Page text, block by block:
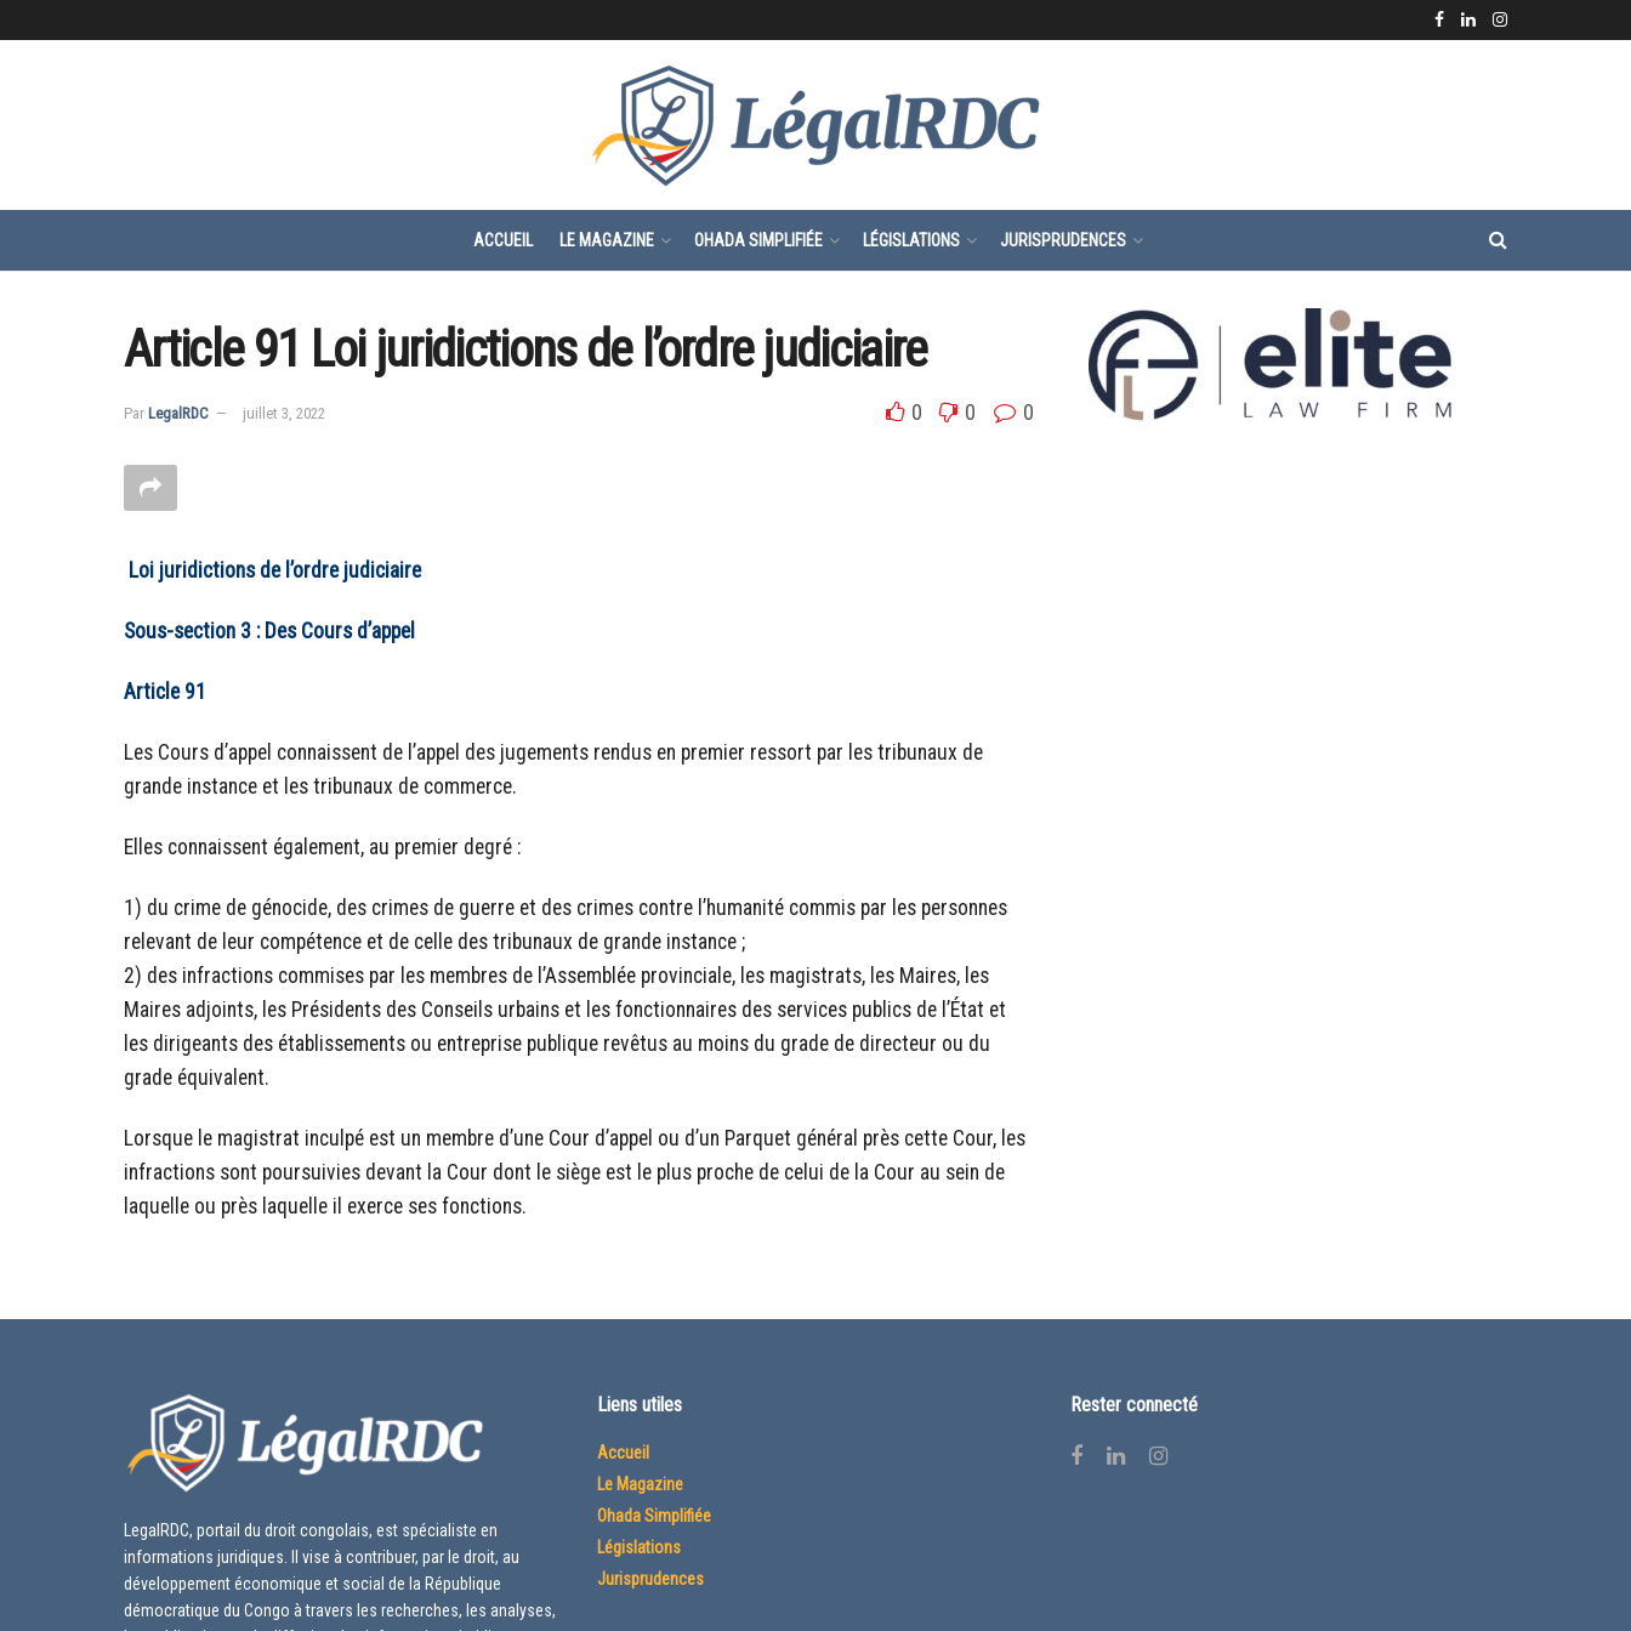
ACCUEIL LE MAGAZINE OHADA SIMPLIFIÉE LÉGISLATIONS JURISPRUDENCES
Article 91 Loi juridictions de l’ordre judiciaire
Par LegalRDC juillet 3, 2022 0 0 0
Loi juridictions de l’ordre judiciaire
Sous-section 3 : Des Cours d’appel
Article 91
Les Cours d’appel connaissent de l’appel des jugements rendus en premier ressort par les tribunaux de
grande instance et les tribunaux de commerce.
Elles connaissent également, au premier degré :
1) du crime de génocide, des crimes de guerre et des crimes contre l’humanité commis par les personnes
relevant de leur compétence et de celle des tribunaux de grande instance ;
2) des infractions commises par les membres de l’Assemblée provinciale, les magistrats, les Maires, les
Maires adjoints, les Présidents des Conseils urbains et les fonctionnaires des services publics de l’État et
les dirigeants des établissements ou entreprise publique revêtus au moins du grade de directeur ou du
grade équivalent.
Lorsque le magistrat inculpé est un membre d’une Cour d’appel ou d’un Parquet général près cette Cour, les
infractions sont poursuivies devant la Cour dont le siège est le plus proche de celui de la Cour au sein de
laquelle ou près laquelle il exerce ses fonctions.
LegalRDC, portail du droit congolais, est spécialiste en
informations juridiques. Il vise à contribuer, par le droit, au
développement économique et social de la République
démocratique du Congo à travers les recherches, les analyses,
Liens utiles
Accueil
Le Magazine
Ohada Simplifiée
Législations
Jurisprudences
Rester connecté